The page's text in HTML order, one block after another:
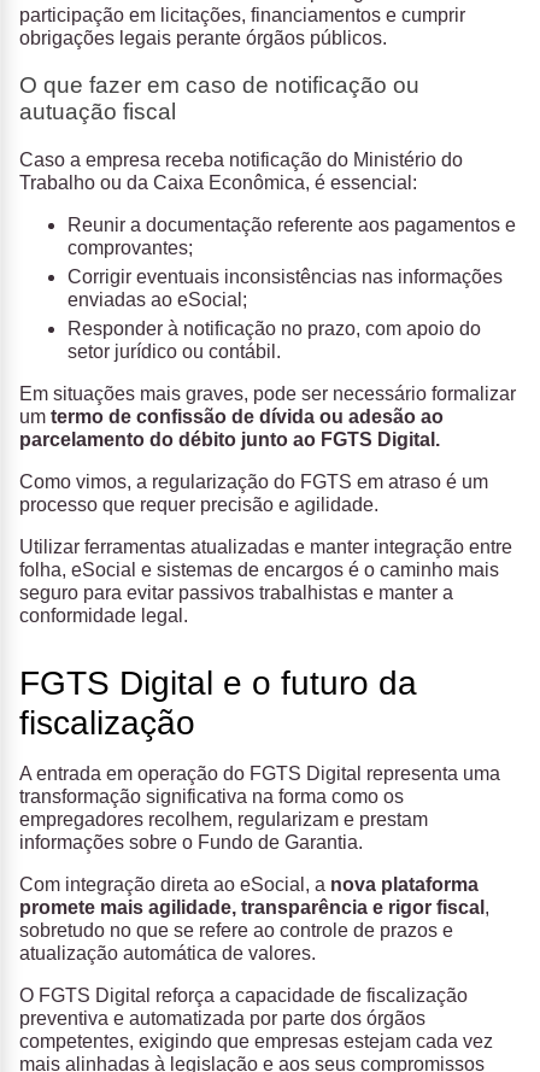
participação em licitações, financiamentos e cumprir
obrigações legais perante órgãos públicos.
O que fazer em caso de notificação ou
autuação fiscal
Caso a empresa receba notificação do Ministério do
Trabalho ou da Caixa Econômica, é essencial:
Reunir a documentação referente aos pagamentos e
comprovantes;
Corrigir eventuais inconsistências nas informações
enviadas ao eSocial;
Responder à notificação no prazo, com apoio do
setor jurídico ou contábil.
Em situações mais graves, pode ser necessário formalizar
um termo de confissão de dívida ou adesão ao
parcelamento do débito junto ao FGTS Digital.
Como vimos, a regularização do FGTS em atraso é um
processo que requer precisão e agilidade.
Utilizar ferramentas atualizadas e manter integração entre
folha, eSocial e sistemas de encargos é o caminho mais
seguro para evitar passivos trabalhistas e manter a
conformidade legal.
FGTS Digital e o futuro da
fiscalização
A entrada em operação do FGTS Digital representa uma
transformação significativa na forma como os
empregadores recolhem, regularizam e prestam
informações sobre o Fundo de Garantia.
Com integração direta ao eSocial, a nova plataforma
promete mais agilidade, transparência e rigor fiscal ,
sobretudo no que se refere ao controle de prazos e
atualização automática de valores.
O FGTS Digital reforça a capacidade de fiscalização
preventiva e automatizada por parte dos órgãos
competentes, exigindo que empresas estejam cada vez
mais alinhadas à legislação e aos seus compromissos